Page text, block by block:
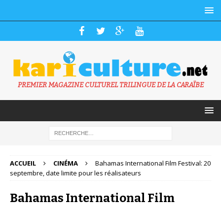
PREMIER MAGAZINE CULTUREL TRILINGUE DE LA CARAÏBE
ACCUEIL CINÉMA
Bahamas International Film Festival: 20
septembre, date limite pour les réalisateurs
Bahamas International Film